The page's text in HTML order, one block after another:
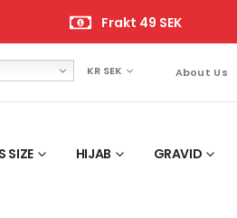
Frakt 49 SEK
KR SEK About Us
SIZE HIJAB GRAVID